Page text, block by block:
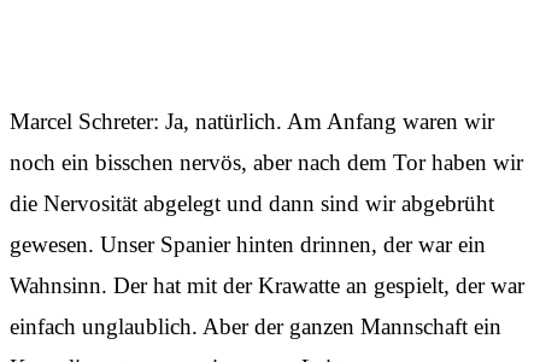
Marcel Schreter: Ja, natürlich. Am Anfang waren wir
noch ein bisschen nervös, aber nach dem Tor haben wir
die Nervosität abgelegt und dann sind wir abgebrüht
gewesen. Unser Spanier hinten drinnen, der war ein
Wahnsinn. Der hat mit der Krawatte an gespielt, der war
einfach unglaublich. Aber der ganzen Mannschaft ein